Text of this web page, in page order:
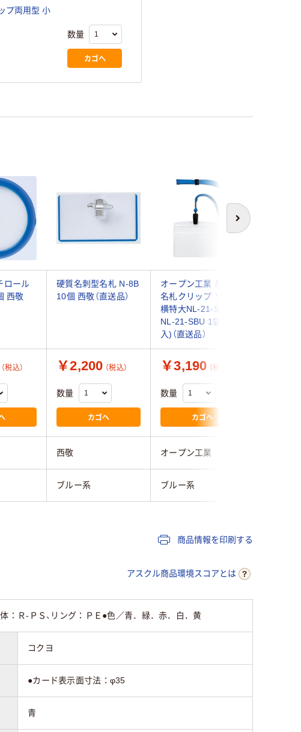
プ両用型 小
数量
カゴへ
次へ
ロール
西敬
硬質名刺型名札 N-8B
10個 西敬（直送品）
オープン工業 吊下げ
名札クリップ ソフト
横特大NL-21-SBU
NL-21-SBU 1袋(10枚
入)（直送品）
（税込） ￥2,200 （税込）
数量
カゴへ
￥3,190 （税込）
数量
カゴへ
西敬 オープン工業
ブルー系 ブルー系
商品情報を印刷する
アスクル商品環境スコアとは
：Ｒ-ＰＳ、リング：ＰＥ●色／青．緑．赤．白．黄
コクヨ
●カード表示面寸法：φ35
青